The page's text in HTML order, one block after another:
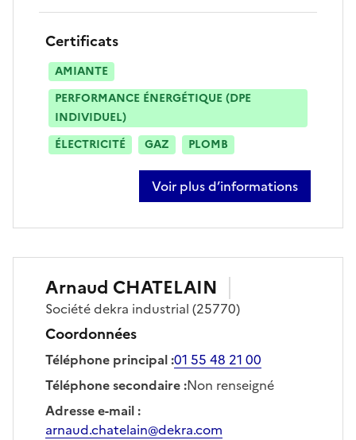
Certificats
AMIANTE
PERFORMANCE ÉNERGÉTIQUE (DPE
INDIVIDUEL)
ÉLECTRICITÉ
GAZ PLOMB
Voir plus d’informations
sur laurence-isabelle louys
Arnaud CHATELAIN
Sociétédekra industrial (25770)
Coordonnées
Téléphone principal:01 55 48 21 00
Téléphone secondaire:Non renseigné
Adresse e-mail:
arnaud.chatelain@dekra.com